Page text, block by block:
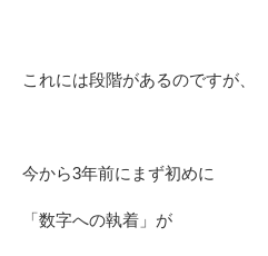
これには段階があるのですが、
今から3年前にまず初めに
「数字への執着」が